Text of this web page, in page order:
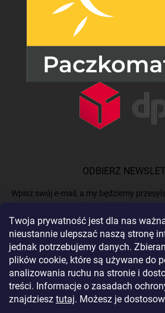
Twoja prywatność jest dla nas
nieustannie ulepszać naszą stronę
jednak potrzebujemy danych.
plików cookie, które są używane do
analizowania ruchu na stronie i
treści. Informacje o zasadach
znajdziesz tutaj. Możesz je
ODBIERZ
Wpisz swój e-mail, a my będziemy
nowych produktów na
E-MAIL
Podając e-mail, akceptujesz